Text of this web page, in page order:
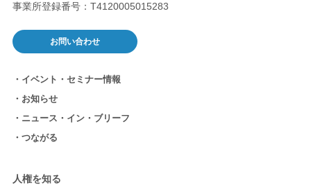
事業所登録番号：T4120005015283
お問い合わせ
イベント・セミナー情報
お知らせ
ニュース・イン・ブリーフ
つながる
人権を知る